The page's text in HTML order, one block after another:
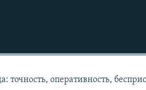
точность, оперативность,